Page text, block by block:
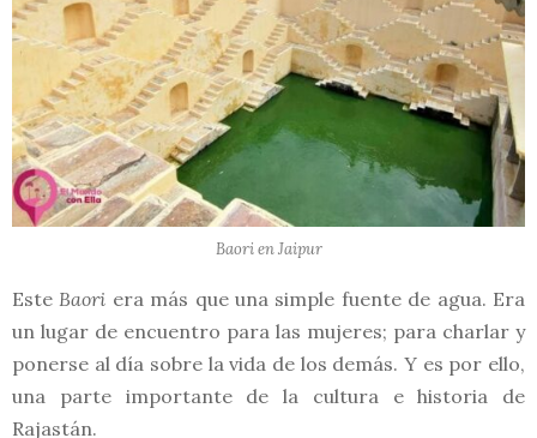
Baori en Jaipur
EsteBaori era más que una simple fuente de agua. Era
un lugar de encuentro para las mujeres; para charlar y
ponerse al día sobre la vida de los demás. Y es por ello,
una parte importante de la cultura e historia de
Rajastán.